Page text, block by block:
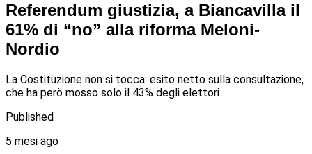
Referendum giustizia, a Biancavilla il
61% di “no” alla riforma Meloni-
Nordio
La Costituzione non si tocca: esito netto sulla consultazione,
che ha però mosso solo il 43% degli elettori
Published
5 mesi ago